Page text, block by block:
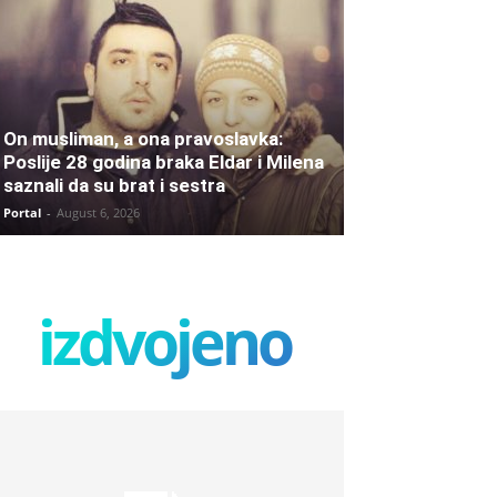
On musliman, a ona pravoslavka:
Poslije 28 godina braka Eldar i Milena
saznali da su brat i sestra
Portal - August 6, 2026
izdvojeno